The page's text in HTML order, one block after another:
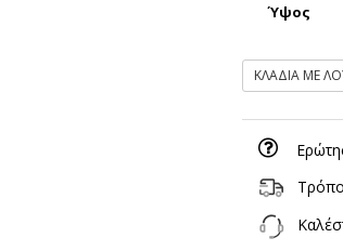
Ύψος
ΚΛΑΔΙΑ ΜΕ